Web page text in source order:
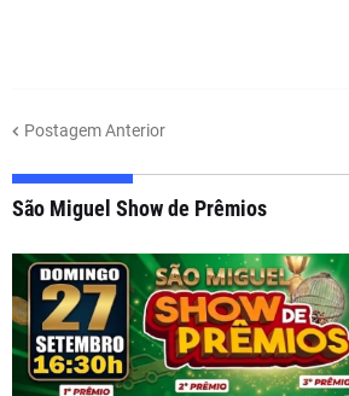
Postagem Anterior
São Miguel Show de Prêmios